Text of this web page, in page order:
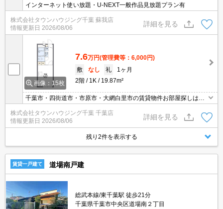
インターネット使い放題・U-NEXT一般作品見放題プラン有
株式会社タウンハウジング千葉 蘇我店
情報更新日 2026/08/06
詳細を見る
画像：15枚
7.6万円(管理費等：6,000円)
敷
なし 礼
1ヶ月
2階
1K 19.87m²
千葉市・四街道市・市原市・大網白里市の賃貸物件お部屋探しはタ
ウンハウジング稲毛店にお任せ下さい！
株式会社タウンハウジング千葉 千葉店
情報更新日 2026/08/06
詳細を見る
残り2件を表示する
賃貸一戸建て 道場南戸建
総武本線/東千葉駅 徒歩21分
千葉県千葉市中央区道場南２丁目